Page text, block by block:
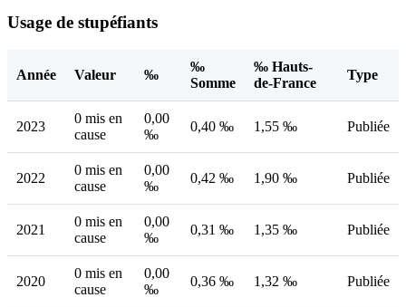
Usage de stupéfiants
Année Valeur ‰
‰
Somme
‰ Hauts-
de-France
Type
2023
0 mis en
cause
0,00
‰
0,40 ‰ 1,55 ‰ Publiée
2022
0 mis en
cause
0,00
‰
0,42 ‰ 1,90 ‰ Publiée
2021
0 mis en
cause
0,00
‰
0,31 ‰ 1,35 ‰ Publiée
2020
0 mis en
cause
0,00
‰
0,36 ‰ 1,32 ‰ Publiée